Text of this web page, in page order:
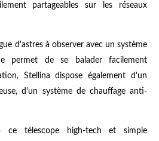
partageables sur les réseaux
d'astres à observer avec un système
permet de se balader facilement
Stellina dispose également d'un
d'un système de chauffage anti-
ce télescope high-tech et simple